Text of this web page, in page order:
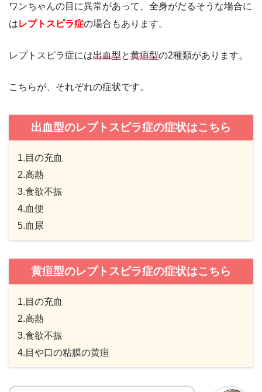
ワンちゃんの目に異常があって、全身がだるそうな場合に
はレプトスピラ症の場合もあります。
レプトスピラ症には出血型と黄疸型の2種類があります。
こちらが、それぞれの症状です。
出血型のレプトスピラ症の症状はこちら
1.目の充血
2.高熱
3.食欲不振
4.血便
5.血尿
黄疸型のレプトスピラ症の症状はこちら
1.目の充血
2.高熱
3.食欲不振
4.目や口の粘膜の黄疸